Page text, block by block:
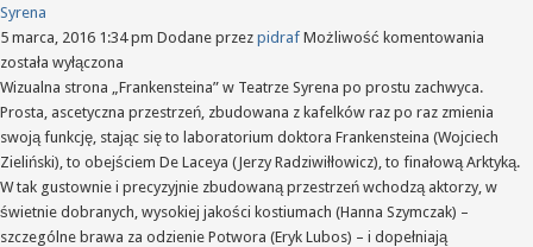
Syrena
5 marca, 2016 1:34 pm Dodane przez pidraf Możliwość komentowania
–
w
została wyłączona
Wizualna strona „Frankensteina” w Teatrze Syrena po prostu zachwyca.
Prosta, ascetyczna przestrzeń, zbudowana z kafelków raz po raz zmienia
swoją funkcję, stając się to laboratorium doktora Frankensteina (Wojciech
Zieliński), to obejściem De Laceya (Jerzy Radziwiłłowicz), to finałową Arktyką.
W tak gustownie i precyzyjnie zbudowaną przestrzeń wchodzą aktorzy, w
świetnie dobranych, wysokiej jakości kostiumach (Hanna Szymczak) –
szczególne brawa za odzienie Potwora (Eryk Lubos) – i dopełniają